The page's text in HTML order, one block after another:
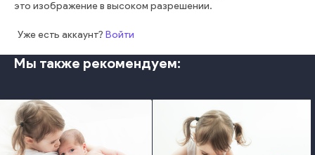
это изображение в высоком разрешении.
Уже есть аккаунт? Войти
Мы также рекомендуем: